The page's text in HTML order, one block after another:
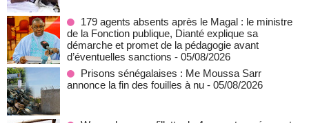
179 agents absents après le Magal : le ministre
de la Fonction publique, Dianté explique sa
démarche et promet de la pédagogie avant
d’éventuelles sanctions - 05/08/2026
Prisons sénégalaises : Me Moussa Sarr
annonce la fin des fouilles à nu - 05/08/2026